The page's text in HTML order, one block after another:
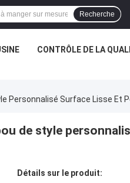
Recherche
CONTRÔLE DE LA
Personnalisé Surface Lisse Et
de style
Détails sur le produit: